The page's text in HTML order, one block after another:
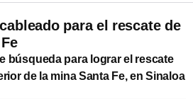
para el rescate de
búsqueda para lograr el rescate
de la mina Santa Fe, en Sinaloa